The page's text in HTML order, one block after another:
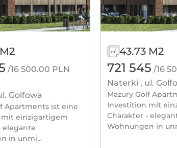
FILTERN ABBRECHEN
/16 500.00 PLN
Golfowa
Apartments ist eine
einzigartigem
elegante
in unmi...
43.73 M2
721 545 /16
Naterki , ul.
Mazury Golf
Investition mit
Charakter -
Wohnungen in